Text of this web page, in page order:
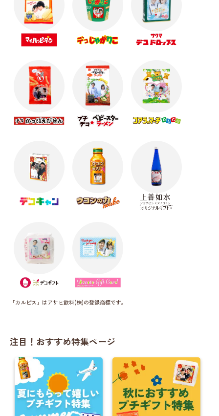
「カルピス」はアサヒ飲料(株)の登録商標です。
注目！おすすめ特集ページ